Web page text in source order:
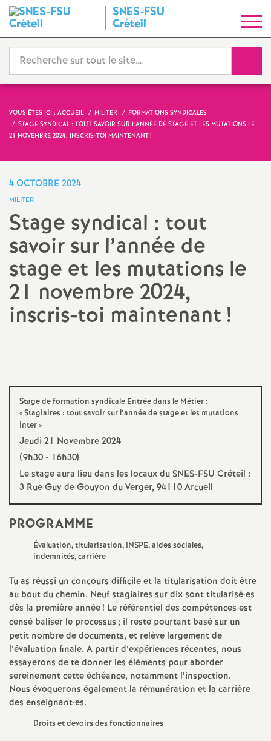
SNES-FSU
Créteil
y
n
d
t
N
t
o
n
l
d
e
s
E
n
s
e
VOUS ÊTES ICI : ACCUEIL MILITER
FORMATIONS SYNDICALES
STAGE SYNDICAL : TOUT SAVOIR SUR L’ANNÉE DE STAGE ET LES MUTATIONS LE
21 NOVEMBRE 2024, INSCRIS-TOI MAINTENANT!
4 OCTOBRE 2024
MILITER
Stage syndical : tout
savoir sur l’année de
stage et les mutations le
21 novembre 2024,
inscris-toi maintenant!
Stage de formation syndicale Entrée dans le Métier :
«Stagiaires : tout savoir sur l’année de stage et les mutations
inter»
Jeudi 21 Novembre 2024
(9h30 - 16h30)
Le stage aura lieu dans les locaux duSNES-FSU Créteil :
3 Rue Guy de Gouyon du Verger, 94110 Arcueil
PROGRAMME
Évaluation, titularisation, INSPE, aides sociales,
indemnités, carrière
Tu as réussi un concours difficile et la titularisation doit être
au bout du chemin. Neuf stagiaires sur dix sont titularisé·es
dès la première année! Le référentiel des compétences est
censé baliser le processus; il reste pourtant basé sur un
petit nombre de documents, et relève largement de
l’évaluation finale. A partir d’expériences récentes, nous
essayerons de te donner les éléments pour aborder
sereinement cette échéance, notamment l’inspection.
Nous évoquerons également la rémunération et la carrière
des enseignant·es.
Droits et devoirs des fonctionnaires